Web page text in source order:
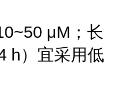
μM；长
h）宜采用低